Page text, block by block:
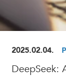
2025.02.04.
DeepSeek: